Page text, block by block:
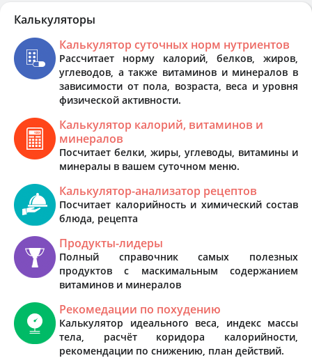
Калькуляторы
Калькулятор суточных норм нутриентов
Рассчитает норму калорий, белков, жиров,
углеводов, а также витаминов и минералов в
зависимости от пола, возраста, веса и уровня
физической активности.
Калькулятор калорий, витаминов и
минералов
Посчитает белки, жиры, углеводы, витамины и
минералы в вашем суточном меню.
Калькулятор-анализатор рецептов
Посчитает калорийность и химический состав
блюда, рецепта
Продукты-лидеры
Полный справочник самых полезных
продуктов с маскимальным содержанием
витаминов и минералов
Рекомедации по похудению
Калькулятор идеального веса, индекс массы
тела, расчёт коридора калорийности,
рекомендации по снижению, план действий.